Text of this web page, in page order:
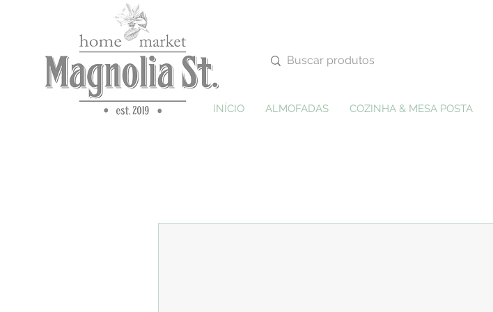
INÍCIO ALMOFADAS COZINHA & MESA POSTA